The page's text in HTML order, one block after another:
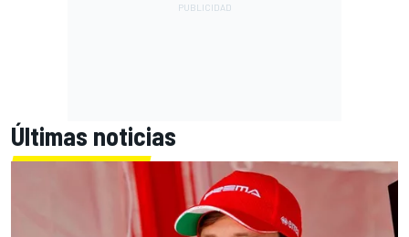
Últimas noticias